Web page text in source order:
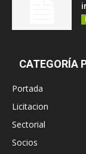
CATEGORÍA
Portada
Licitacion
Sectorial
Socios